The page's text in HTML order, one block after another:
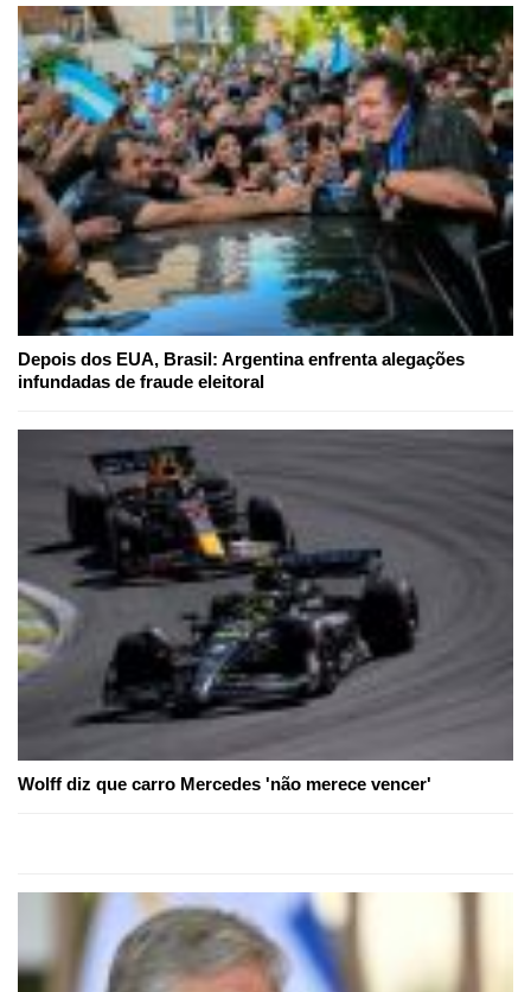
Depois dos EUA, Brasil: Argentina enfrenta alegações
infundadas de fraude eleitoral
Wolff diz que carro Mercedes 'não merece vencer'